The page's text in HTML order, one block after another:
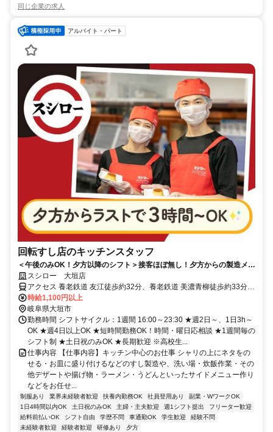
同じ企業の求人
アルバイト・パート
回転すし店のキッチンスタッフ
＜午後のみOK！夕方以降のシフト＞接客ほぼ無し！夕方からの製造メイ
ンでコツコツ働ける
スシロー 大垣店
アクセス 養老鉄道 友江徒歩約32分、養老鉄道 美濃青柳徒歩約33分、
養老鉄道 大外羽徒歩約45分
時給1,100円以上
岐阜県大垣市
勤務時間 シフトサイクル：1週間 16:00～23:30 ★週2日～、1日3h～
OK ★週4日以上OK ★短時間勤務OK！時間・曜日応相談 ★1週間毎の
シフト制 ★土日祝のみOK ★長期歓迎 ※高校生...
仕事内容 【仕事内容】キッチン中心のお仕事 シャリの上にネタをの
せる・お皿に盛り付けるなどのすし製造や、洗い場・炊飯作業・その
他デザートや揚げ物・ラーメン・うどんといったサイドメニュー作り
などをお任せ...
制服あり 業界未経験者歓迎 扶養内勤務OK 社員登用あり
副業・WワークOK
1日4時間以内OK
土日祝のみOK 主婦・主夫歓迎 週1シフト提出
フリーター歓迎
給料前払いOK
シフト自由 学歴不問 車通勤OK 学生歓迎
経験不問
未経験者歓迎
経験者歓迎 研修あり 夕方